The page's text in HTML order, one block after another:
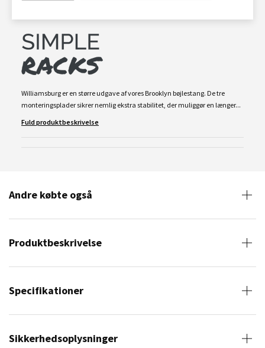
Williamsburg er en større udgave af vores Brooklyn bøjlestang. De tre
monteringsplader sikrer nemlig ekstra stabilitet, der muliggør en længer...
Fuld produktbeskrivelse
Andre købte også
Produktbeskrivelse
Specifikationer
Sikkerhedsoplysninger